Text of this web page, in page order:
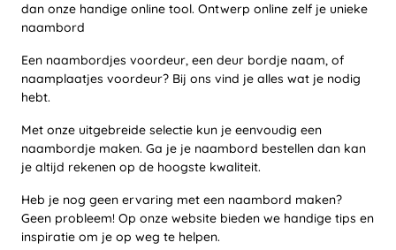
dan onze handige online tool. Ontwerp online zelf je unieke
naambord
Een naambordjes voordeur, een deur bordje naam, of
naamplaatjes voordeur? Bij ons vind je alles wat je nodig
hebt.
Met onze uitgebreide selectie kun je eenvoudig een
naambordje maken. Ga je je naambord bestellen dan kan
je altijd rekenen op de hoogste kwaliteit.
Heb je nog geen ervaring met een naambord maken?
Geen probleem! Op onze website bieden we handige tips en
inspiratie om je op weg te helpen.